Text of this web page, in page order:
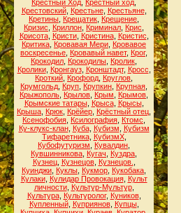
Крестный Ход Крестный ход
Крестовский, Крестьне, Крестьяне,
Кретины Крещатик Крещение
Кризис
Криллон Криминал Крис
Крисота, Кристи, Кристина, Кристис
Критика Кровавая Мери Кровавое
воскресенье Кровавый навет, Крог,
Крокодил Крокодилы Кролик
Кролики, Кронгауз, Кронштадт, Кросс
Кроткий Крофорд Круглов
Крумгольд Круп Крупкин Крупная
Крыжополь Крылов Крым Крымов
Крымские татары, Крыса, Крысы,
Крыша Крюк Крёйер Крёстный отец
Ксенофобия Ксилография Ктомс
Ку-клукс-клан, Куба, Кубизм
Кубизм
Тифаретника, КубизмХ,
Кубофутуризм
Кувалдин
Кувшинникова Кугач Куздра
Кузнец, Кузнецов, Кузнецов.
Куинджи Куклы Кукмор Кукобака
Кулаки, Кулидар Провокация, Культ
личности, Культур-Мультур,
Культура, Культуролог, Куников,
Купленный, Куприянов, Купцы,